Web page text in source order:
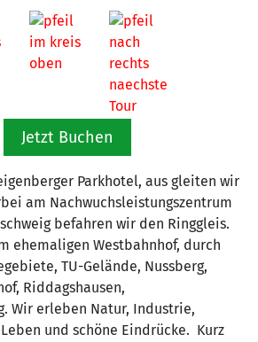
Jetzt Buchen
Parkhotel, aus gleiten wir
am Nachwuchsleistungszentrum
befahren wir den Ringgleis.
ehemaligen Westbahnhof, durch
TU-Gelände, Nussberg,
Riddagshausen,
Wir erleben Natur, Industrie,
und schöne Eindrücke. Kurz